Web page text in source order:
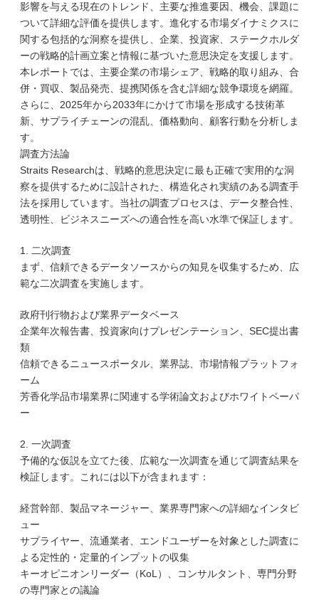
影響を与える現在のトレンド、主要な推進要因、機会、課題に
ついて詳細な評価を提供します。進化する市場ダイナミクスに
関する包括的な洞察を提供し、企業、投資家、ステークホルダ
ーの戦略的計画立案と情報に基づいた意思決定を支援します。
本レポートでは、主要企業の市場シェア、戦略的取り組み、合
併・買収、製品発売、提携関係を含む詳細な競争環境を網羅。
さらに、2025年から2033年にかけて市場を形成する技術革
新、サプライチェーンの混乱、価格動向、顧客行動を分析しま
す。
調査方法論
Straits Researchは、戦略的意思決定に最も正確で実用的な洞
察を提供するために設計された、構造化され実績のある調査手
法を採用しています。当社の調査プロセスは、データ整合性、
透明性、ビジネスニーズへの適合性を高い水準で保証します。
1. 二次調査
まず、信頼できるデータソースからの知見を収集するため、広
範な二次調査を実施します。
政府刊行物および業界データベース
企業年次報告書、投資家向けプレゼンテーション、SEC提出書
類
信頼できるニュースポータル、業界誌、市場情報プラットフォ
ーム
芳香化学品市場業界に関連する学術論文およびホワイトペーパ
ー
2. 一次調査
予備的な仮説を立てた後、広範な一次調査を通じて調査結果を
検証します。これには以下が含まれます：
経営幹部、製品マネージャー、業界専門家への詳細なインタビ
ュー
サプライヤー、流通業者、エンドユーザーを対象とした調査に
よる定性的・定量的インプットの収集
キーオピニオンリーダー（KoL）、コンサルタント、専門分野
の専門家との議論